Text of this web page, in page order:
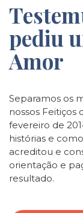
pediu
Amor
Separamos os
nossos Feitiços
fevereiro de
histórias e
acreditou e
orientação e
resultado.